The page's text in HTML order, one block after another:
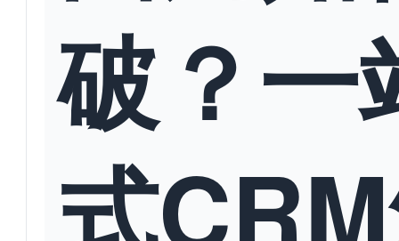
破？一
式